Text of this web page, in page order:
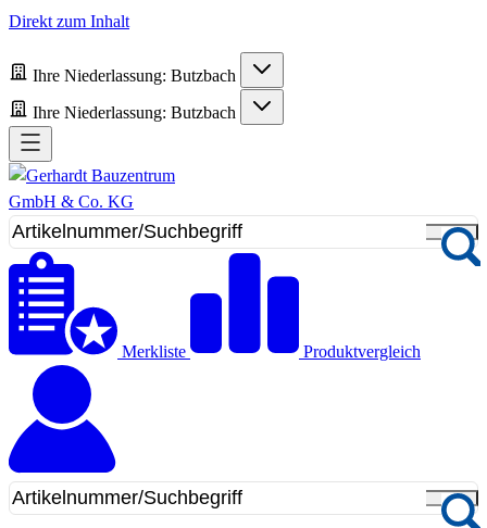
Direkt zum Inhalt
Ihre Niederlassung: Butzbach
Ihre Niederlassung: Butzbach
Merkliste Produktvergleich